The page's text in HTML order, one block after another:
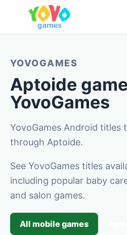
YOVOGAMES
Aptoide
YovoGames
YovoGames Android titles
through Aptoide.
See YovoGames titles
including popular baby
and salon games.
All mobile games